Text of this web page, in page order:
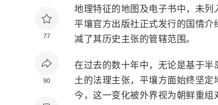
77
90
地理特征的地图及电子书中，未列
平壤官方出版社正式发行的国情
减了其历史主张的管辖范围。
在过去的数十年中，无论是基于
土的法理主张，平壤方面始终坚
今，这一变化被外界视为朝鲜重